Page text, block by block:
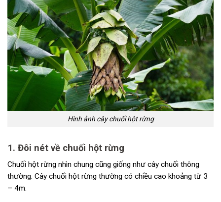
Hình ảnh cây chuối hột rừng
1. Đôi nét về chuối hột rừng
Chuối hột rừng nhìn chung cũng giống như cây chuối thông
thường. Cây chuối hột rừng thường có chiều cao khoảng từ 3
– 4m.